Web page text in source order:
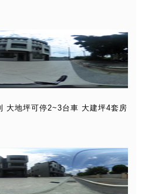
大地坪可停2~3台車 大建坪4套房